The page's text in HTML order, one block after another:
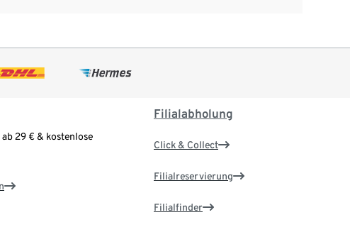
29 € & kostenlose
Filialabholung
Click & Collect
Filialreservierung
Filialfinder